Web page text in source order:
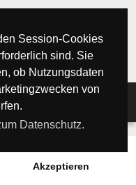
Session-Cookies
sind. Sie
ob Nutzungsdaten
von
Datenschutz.
Akzeptieren
►Chaxiraxi - Muttergöttin der